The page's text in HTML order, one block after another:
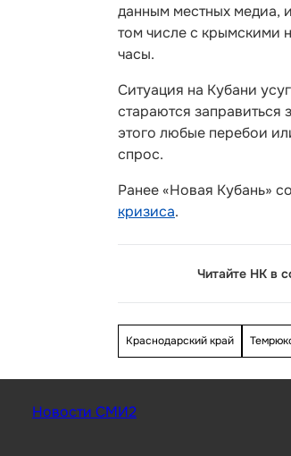
данным местных медиа,
том числе с крымскими
часы.
Ситуация на Кубани
стараются
этого любые перебои
спрос.
Ранее «Новая Кубань»
кризиса.
Читайте НК в
Краснодарский край
Новости СМИ2